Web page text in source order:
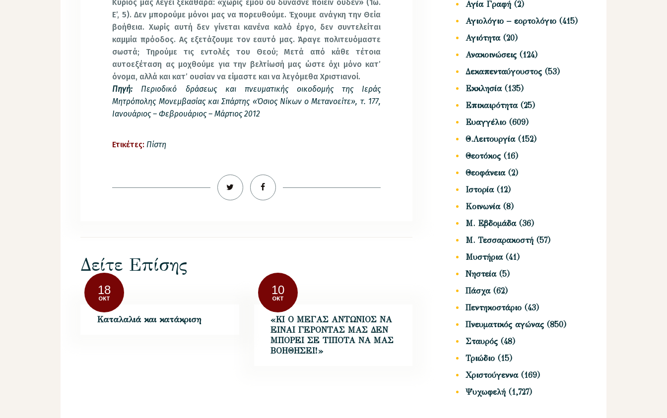
Κύριος μας λέγει ξεκάθαρα: «χωρίς εμού ου δύνασνε ποιείν ουδέν» (Ίω.
Ε’, 5). Δεν μπορούμε μόνοι μας να πορευθούμε. Έχουμε ανάγκη την Θεία
βοήθεια. Χωρίς αυτή δεν γίνεται κανένα καλό έργο, δεν συντελείται
καμμία πρόοδος. Ας εξετάζουμε τον εαυτό μας. Άραγε πολιτευόμαστε
σωστά; Τηρούμε τις εντολές του Θεού; Μετά από κάθε τέτοια
αυτοεξέταση ας μοχθούμε για την βελτίωσή μας ώστε όχι μόνο κατ’
όνομα, αλλά και κατ’ ουσίαν να είμαστε και να λεγόμεθα Χριστιανοί.
Πηγή: Περιοδικό δράσεως και πνευματικής οικοδομής της Ιεράς
Μητρόπολης Μονεμβασίας και Σπάρτης «Όσιος Νίκων ο Μετανοείτε», τ. 177,
Ιανουάριος – Φεβρουάριος – Μάρτιος 2012
Ετικέτες: Πίστη
Δείτε Επίσης
18
ΟΚΤ
Καταλαλιά και κατάκριση
10
ΟΚΤ
«ΚΙ Ο ΜΕΓΑΣ ΑΝΤΩΝΙΟΣ ΝΑ
ΕΙΝΑΙ ΓΕΡΟΝΤΑΣ ΜΑΣ ΔΕΝ
ΜΠΟΡΕΙ ΣΕ ΤΙΠΟΤΑ ΝΑ ΜΑΣ
ΒΟΗΘΗΣΕΙ!»
Αγία Γραφή (2)
Αγιολόγιο – εορτολόγιο (415)
Αγιότητα(20)
Ανακοινώσεις (124)
Δεκαπενταύγουστος (53)
Εκκλησία(135)
Επικαιρότητα(25)
Ευαγγέλιο (609)
Θ.Λειτουργία(152)
Θεοτόκος (16)
Θεοφάνεια(2)
Ιστορία(12)
Κοινωνία(8)
Μ. Εβδομάδα(36)
Μ. Τεσσαρακοστή (57)
Μυστήρια(41)
Νηστεία(5)
Πάσχα(62)
Πεντηκοστάριο (43)
Πνευματικός αγώνας (850)
Σταυρός (48)
Τριώδιο (15)
Χριστούγεννα(169)
Ψυχωφελή (1,727)